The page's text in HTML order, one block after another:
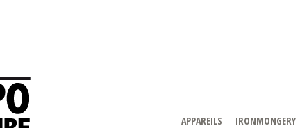
APPAREILS IRONMONGERY